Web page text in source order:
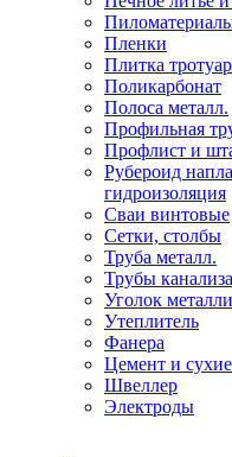
Пленки
Плитка
Поликарбонат
Полоса металл.
Профильная
Профлист и
Рубероид
гидроизоляция
Сваи винтовые
Сетки, столбы
Труба металл.
Трубы
Уголок
Утеплитель
Фанера
Цемент и
Швеллер
Электроды